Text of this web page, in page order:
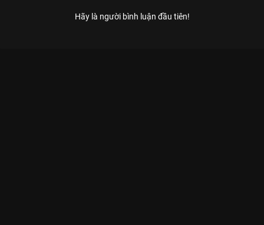
Hãy là người bình luận đầu tiên!